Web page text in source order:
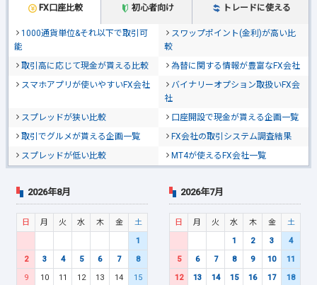
FX口座比較 初心者向け トレードに使える
1000通貨単位&それ以下で取引可
能
スワップポイント(金利)が高い比
較
取引高に応じて現金が貰える比較
為替に関する情報が豊富なFX会社
スマホアプリが使いやすいFX会社
バイナリーオプション取扱いFX会
社
スプレッドが狭い比較
口座開設で現金が貰える企画一覧
取引でグルメが貰える企画一覧
FX会社の取引システム調査結果
スプレッドが低い比較
MT4が使えるFX会社一覧
2026年8月
日 月 火 水 木 金
土
1
2
3 4 5 6 7
8
9
10 11 12 13 14
15
2026年7月
日 月 火 水 木 金
土
1
2 3
4
5
6 7 8 9 10
11
12
13 14 15 16 17
18